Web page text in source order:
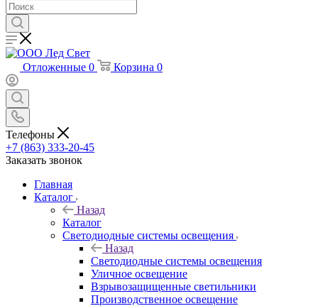
Отложенные 0 Корзина 0
Телефоны
+7 (863) 333-20-45
Заказать звонок
Главная
Каталог
Назад
Каталог
Светодиодные системы освещения
Назад
Светодиодные системы освещения
Уличное освещение
Взрывозащищенные светильники
Производственное освещение